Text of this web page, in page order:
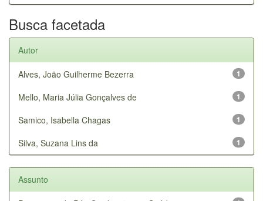
Busca facetada
Autor
1
Alves, João Guilherme Bezerra
1
Mello, Maria Júlia Gonçalves de
1
Samico, Isabella Chagas
1
Silva, Suzana Lins da
Assunto